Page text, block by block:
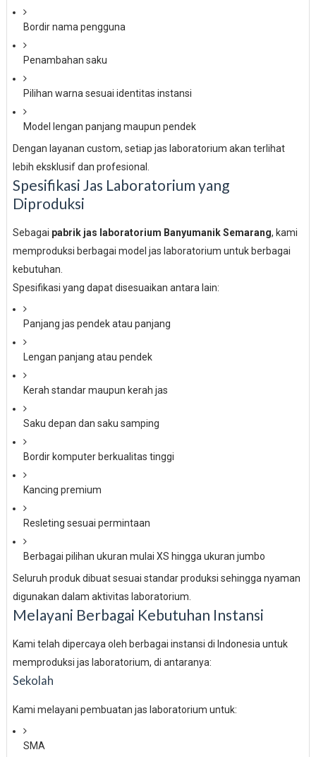
Bordir nama pengguna
Penambahan saku
Pilihan warna sesuai identitas instansi
Model lengan panjang maupun pendek
Dengan layanan custom, setiap jas laboratorium akan terlihat
lebih eksklusif dan profesional.
Spesifikasi Jas Laboratorium yang
Diproduksi
Sebagai pabrik jas laboratorium Banyumanik Semarang, kami
memproduksi berbagai model jas laboratorium untuk berbagai
kebutuhan.
Spesifikasi yang dapat disesuaikan antara lain:
Panjang jas pendek atau panjang
Lengan panjang atau pendek
Kerah standar maupun kerah jas
Saku depan dan saku samping
Bordir komputer berkualitas tinggi
Kancing premium
Resleting sesuai permintaan
Berbagai pilihan ukuran mulai XS hingga ukuran jumbo
Seluruh produk dibuat sesuai standar produksi sehingga nyaman
digunakan dalam aktivitas laboratorium.
Melayani Berbagai Kebutuhan Instansi
Kami telah dipercaya oleh berbagai instansi di Indonesia untuk
memproduksi jas laboratorium, di antaranya:
Sekolah
Kami melayani pembuatan jas laboratorium untuk:
SMA